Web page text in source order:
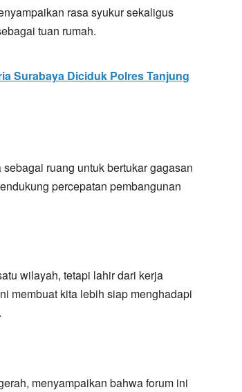
rasa syukur sekaligus
tuan rumah.
Surabaya Diciduk Polres Tanjung
ruang untuk bertukar gagasan
percepatan pembangunan
wilayah, tetapi lahir dari kerja
membuat kita lebih siap menghadapi
menyampaikan bahwa forum ini